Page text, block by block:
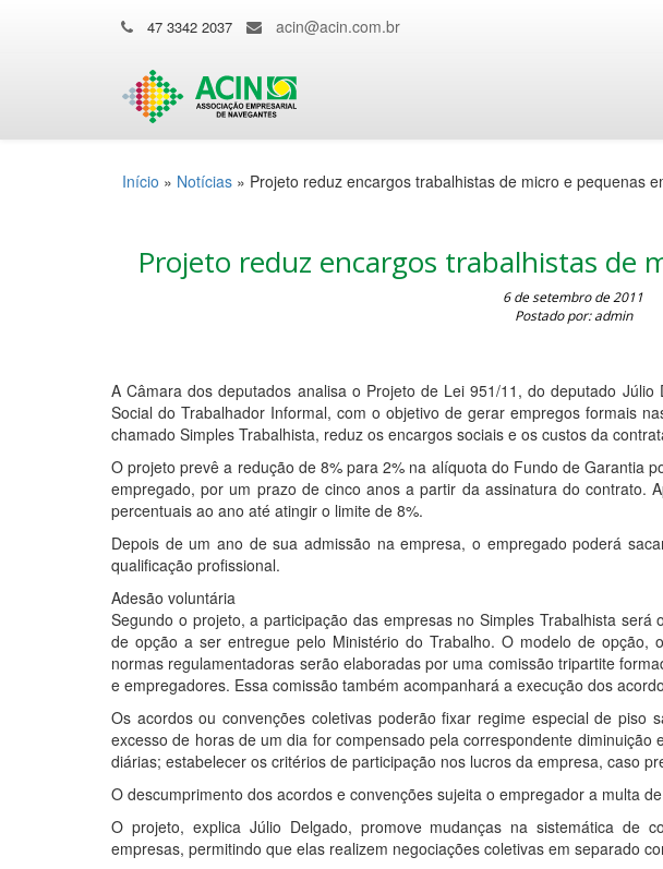
47 3342 2037 acin@acin.com.br
Início » Notícias » Projeto reduz encargos trabalhistas de micro e pequenas
Projeto reduz encargos trabalhistas de
6 de setembro de 2011
Postado por: admin
A Câmara dos deputados analisa o Projeto de Lei 951/11, do deputado
Social do Trabalhador Informal, com o objetivo de gerar empregos formais
chamado Simples Trabalhista, reduz os encargos sociais e os custos da
O projeto prevê a redução de 8% para 2% na alíquota do Fundo de Garantia
empregado, por um prazo de cinco anos a partir da assinatura do contrato.
percentuais ao ano até atingir o limite de 8%.
Depois de um ano de sua admissão na empresa, o empregado poderá
qualificação profissional.
Adesão voluntária
Segundo o projeto, a participação das empresas no Simples Trabalhista
de opção a ser entregue pelo Ministério do Trabalho. O modelo de opção,
normas regulamentadoras serão elaboradas por uma comissão tripartite
e empregadores. Essa comissão também acompanhará a execução dos
Os acordos ou convenções coletivas poderão fixar regime especial de piso
excesso de horas de um dia for compensado pela correspondente
diárias; estabelecer os critérios de participação nos lucros da empresa, caso
O descumprimento dos acordos e convenções sujeita o empregador a multa
O projeto, explica Júlio Delgado, promove mudanças na sistemática de
empresas, permitindo que elas realizem negociações coletivas em separado